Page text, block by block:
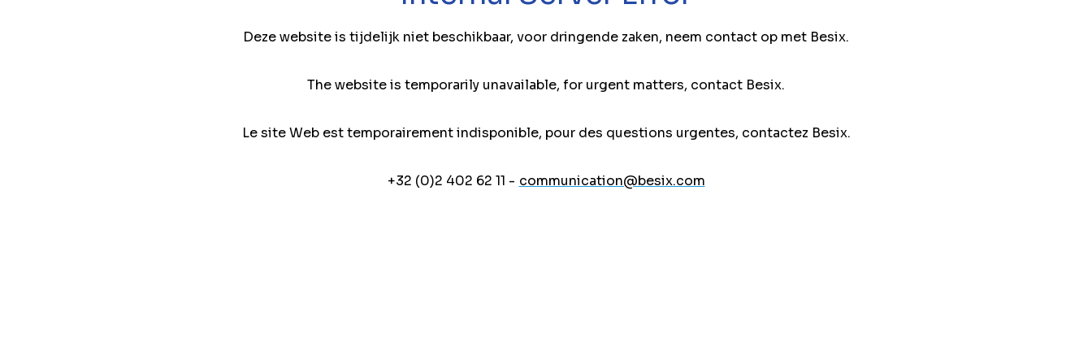
Deze website is tijdelijk niet beschikbaar, voor dringende zaken, neem contact op met Besix.
The website is temporarily unavailable, for urgent matters, contact Besix.
Le site Web est temporairement indisponible, pour des questions urgentes, contactez Besix.
+32 (0)2 402 62 11 - communication@besix.com